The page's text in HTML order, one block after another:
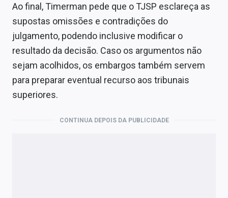
Ao final, Timerman pede que o TJSP esclareça as
supostas omissões e contradições do
julgamento, podendo inclusive modificar o
resultado da decisão. Caso os argumentos não
sejam acolhidos, os embargos também servem
para preparar eventual recurso aos tribunais
superiores.
CONTINUA DEPOIS DA PUBLICIDADE